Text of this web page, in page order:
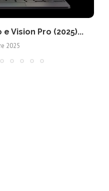
Vision Pro (2025)...
2025